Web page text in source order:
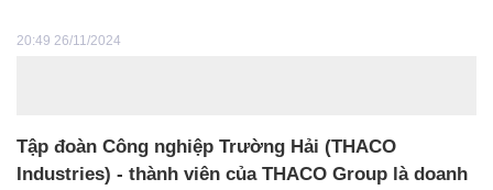
20:49 26/11/2024
Tập đoàn Công nghiệp Trường Hải (THACO
Industries) - thành viên của THACO Group là doanh